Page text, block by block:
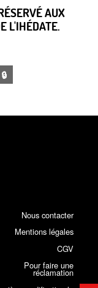
AUX
L'IHÉDATE.
Nous contacter
Mentions légales
CGV
Pour faire une
réclamation